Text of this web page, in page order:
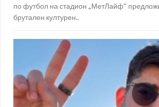
по футбол на стадион „МетЛайф“
брутален културен..